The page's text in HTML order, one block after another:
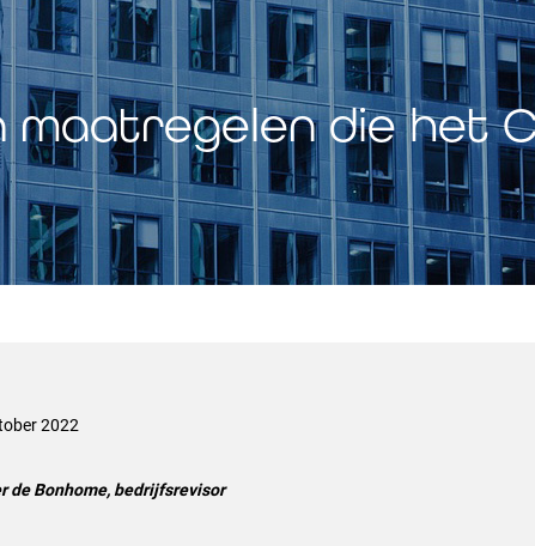
die het
2022
de Bonhome, bedrijfsrevisor